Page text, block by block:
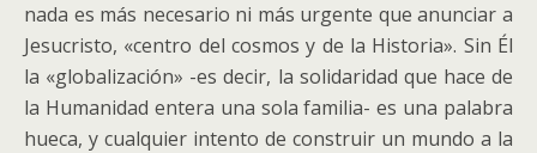
nada es más necesario ni más urgente que anunciar a
Jesucristo, «centro del cosmos y de la Historia». Sin Él
la «globalización» -es decir, la solidaridad que hace de
la Humanidad entera una sola familia- es una palabra
hueca, y cualquier intento de construir un mundo a la